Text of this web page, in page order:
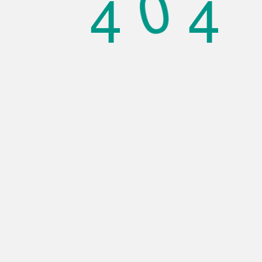
4 0 4